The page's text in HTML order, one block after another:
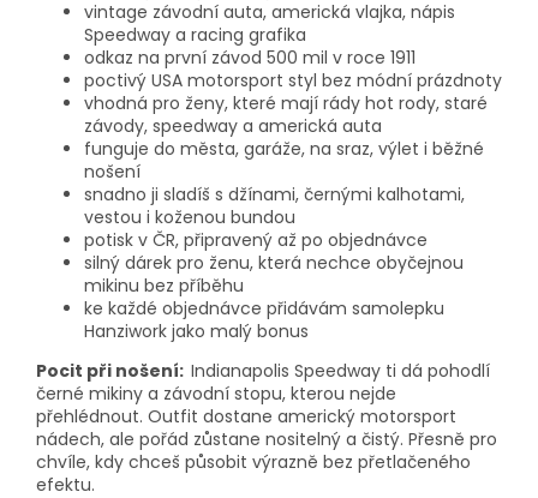
vintage závodní auta, americká vlajka, nápis
Speedway a racing grafika
odkaz na první závod 500 mil v roce 1911
poctivý USA motorsport styl bez módní prázdnoty
vhodná pro ženy, které mají rády hot rody, staré
závody, speedway a americká auta
funguje do města, garáže, na sraz, výlet i běžné
nošení
snadno ji sladíš s džínami, černými kalhotami,
vestou i koženou bundou
potisk v ČR, připravený až po objednávce
silný dárek pro ženu, která nechce obyčejnou
mikinu bez příběhu
ke každé objednávce přidávám samolepku
Hanziwork jako malý bonus
Pocit při nošení: Indianapolis Speedway ti dá pohodlí
černé mikiny a závodní stopu, kterou nejde
přehlédnout. Outfit dostane americký motorsport
nádech, ale pořád zůstane nositelný a čistý. Přesně pro
chvíle, kdy chceš působit výrazně bez přetlačeného
efektu.